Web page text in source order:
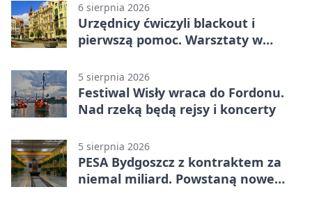
6 sierpnia 2026
Urzędnicy ćwiczyli blackout i
pierwszą pomoc. Warsztaty w
5 sierpnia 2026
Festiwal Wisły wraca do Fordonu.
Nad rzeką będą rejsy i koncerty
5 sierpnia 2026
PESA Bydgoszcz z kontraktem za
niemal miliard. Powstaną nowe